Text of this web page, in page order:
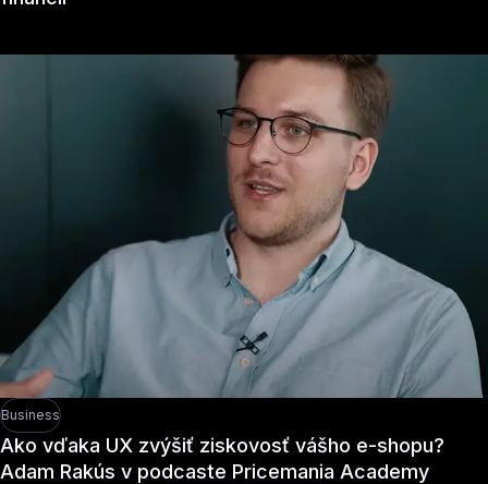
Business
Ako vďaka UX zvýšiť ziskovosť vášho e-shopu?
Adam Rakús v podcaste Pricemania Academy